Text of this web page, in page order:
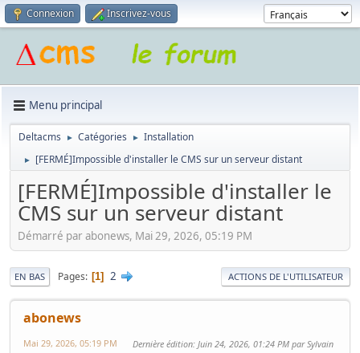
Connexion Inscrivez-vous
Menu principal
Deltacms ► Catégories ► Installation
► [FERMÉ]Impossible d'installer le CMS sur un serveur distant
[FERMÉ]Impossible d'installer le
CMS sur un serveur distant
Démarré par abonews, Mai 29, 2026, 05:19 PM
EN BAS Pages 1 2 ACTIONS DE L'UTILISATEUR
abonews
Mai 29, 2026, 05:19 PM Dernière édition: Juin 24, 2026, 01:24 PM par Sylvain